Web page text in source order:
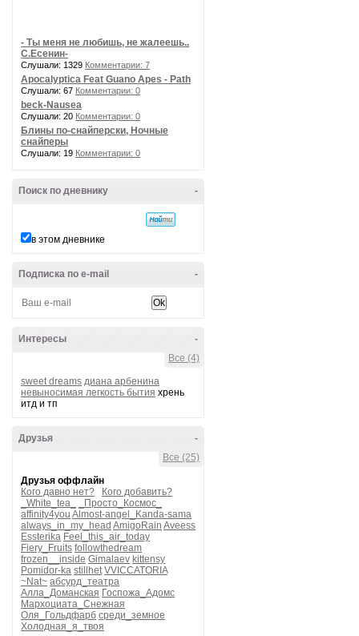
- Ты меня не любишь, не жалеешь..
С.Есенин-
Слушали: 1329 Комментарии: 7
Apocalyptica Feat Guano Apes - Path
Слушали: 67 Комментарии: 0
beck-Nausea
Слушали: 20 Комментарии: 0
Блины по-снайперски, Ночные
снайперы
Слушали: 19 Комментарии: 0
-
Поиск по дневнику
в этом дневнике
-
Подписка по e-mail
-
Интересы
Все (4)
sweet dreams диана арбенина
невыносимая легкость бытия хрень
итд и тп
-
Друзья
Все (25)
Друзья оффлайн
Кого давно нет?
Кого добавить?
_White_tea_
_Просто_Космос_
affinity4you Almost-angel_Kanda-sama
always_in_my_head AmigoRain Aveess
Essterika Feel_this_air_today
Fiery_Fruits followthedream
frozen__inside Gimalaev kittensy
Pomidor-ka stillhet VVICCATORIA
~Nat~ абсурд_театра
Алла_Доманская Госпожа_Адомс
Мархоциата_Снежная
Оля_Гольдфарб среди_земное
Холодная_я_твоя